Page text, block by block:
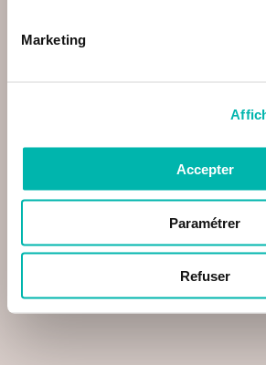
Marketing
Accepter
Paramétrer
Refuser